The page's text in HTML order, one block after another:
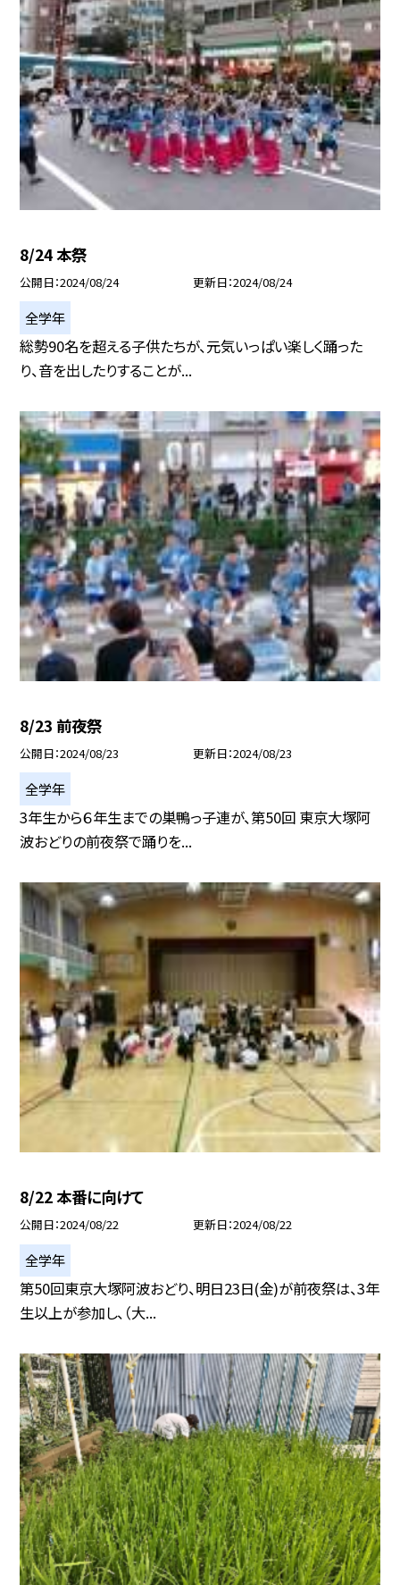
8/24 本祭
公開日 2024/08/24 更新日 2024/08/24
全学年
総勢90名を超える子供たちが、元気いっぱい楽しく踊った
り、音を出したりすることが...
8/23 前夜祭
公開日 2024/08/23 更新日 2024/08/23
全学年
3年生から６年生までの巣鴨っ子連が、第50回 東京大塚阿
波おどりの前夜祭で踊りを...
8/22 本番に向けて
公開日 2024/08/22 更新日 2024/08/22
全学年
第50回東京大塚阿波おどり、明日23日(金)が前夜祭は、3年
生以上が参加し、（大...